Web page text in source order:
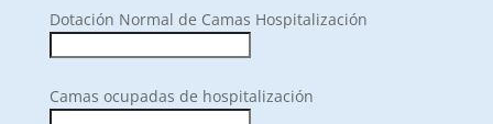
Dotación Normal de Camas Hospitalización
Camas ocupadas de hospitalización